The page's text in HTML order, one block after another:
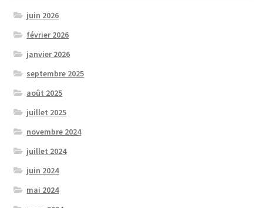
juin 2026
février 2026
janvier 2026
septembre 2025
août 2025
juillet 2025
novembre 2024
juillet 2024
juin 2024
mai 2024